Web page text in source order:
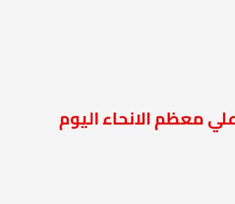
معظم الانحاء اليوم